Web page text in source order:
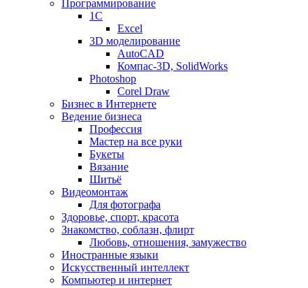
Программирование
1С
Excel
3D моделирование
AutoCAD
Компас-3D, SolidWorks
Photoshop
Corel Draw
Бизнес в Интернете
Ведение бизнеса
Профессия
Мастер на все руки
Букеты
Вязание
Шитьё
Видеомонтаж
Для фотографа
Здоровье, спорт, красота
Знакомство, соблазн, флирт
Любовь, отношения, замужество
Иностранные языки
Искусственный интеллект
Компьютер и интернет